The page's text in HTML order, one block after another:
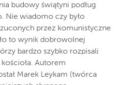
budowy świątyni podług
Nie wiadomo czy było
przez komunistyczne
to wynik dobrowolnej
bardzo szybko rozpisali
Autorem
Marek Leykam (twórca